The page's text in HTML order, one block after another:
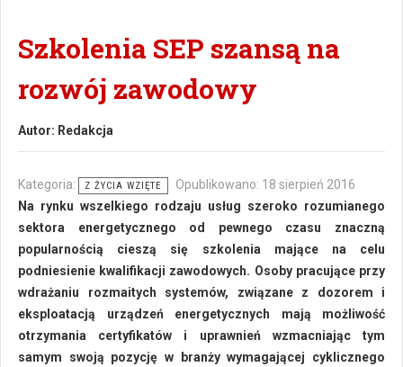
Szkolenia SEP szansą na
rozwój zawodowy
Autor: Redakcja
Kategoria: Z ŻYCIA WZIĘTE
Opublikowano: 18 sierpień 2016
Na rynku wszelkiego rodzaju usług szeroko rozumianego
sektora energetycznego od pewnego czasu znaczną
popularnością cieszą się szkolenia mające na celu
podniesienie kwalifikacji zawodowych. Osoby pracujące przy
wdrażaniu rozmaitych systemów, związane z dozorem i
eksploatacją urządzeń energetycznych mają możliwość
otrzymania certyfikatów i uprawnień wzmacniając tym
samym swoją pozycję w branży wymagającej cyklicznego